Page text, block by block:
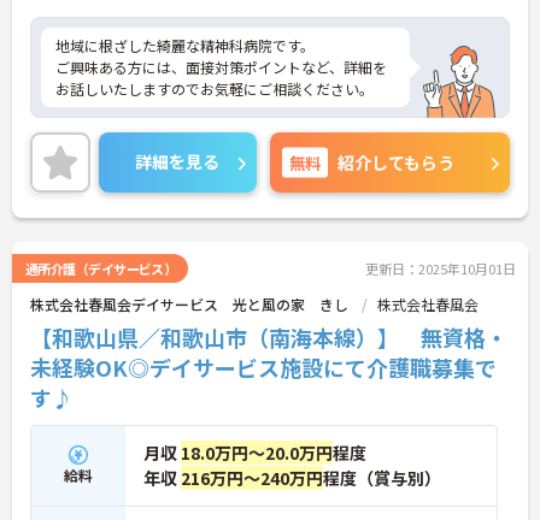
地域に根ざした綺麗な精神科病院です。
ご興味ある方には、面接対策ポイントなど、詳細を
お話しいたしますのでお気軽にご相談ください。
詳細を見る 無料 紹介してもらう
通所介護（デイサービス） 更新日：2025年10月01日
株式会社春風会デイサービス 光と風の家 きし 株式会社春風会
【和歌山県／和歌山市（南海本線）】 無資格・
未経験OK◎デイサービス施設にて介護職募集で
す♪
給料
月収 18.0万円～20.0万円程度
年収 216万円～240万円程度（賞与別）